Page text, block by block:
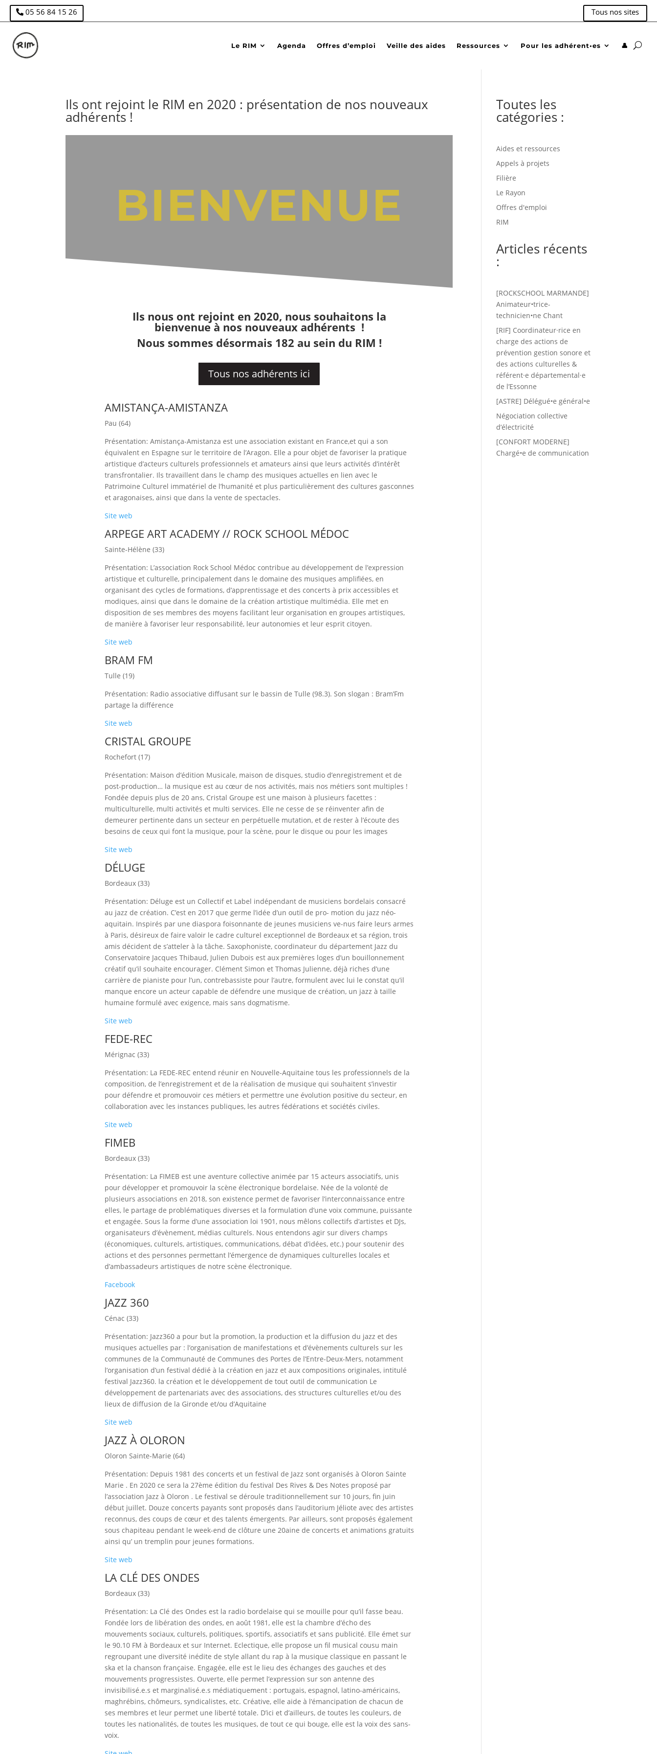
05 56 84 15 26 Tous nos sites
Le RIM Agenda Offres d’emploi Veille des aides Ressources Pour les adhérent•es 👤
Ils ont rejoint le RIM en 2020 : présentation de nos nouveaux
adhérents !
BIENVENUE
Ils nous ont rejoint en 2020, nous souhaitons la
bienvenue à nos nouveaux adhérents !
Nous sommes désormais 182 au sein du RIM !
Tous nos adhérents ici
AMISTANÇA-AMISTANZA
Pau (64)
Présentation: Amistança-Amistanza est une association existant en France,et qui a son
équivalent en Espagne sur le territoire de l’Aragon. Elle a pour objet de favoriser la pratique
artistique d’acteurs culturels professionnels et amateurs ainsi que leurs activités d’intérêt
transfrontalier. Ils travaillent dans le champ des musiques actuelles en lien avec le
Patrimoine Culturel immatériel de l’humanité et plus particulièrement des cultures gasconnes
et aragonaises, ainsi que dans la vente de spectacles.
Site web
ARPEGE ART ACADEMY // ROCK SCHOOL MÉDOC
Sainte-Hélène (33)
Présentation: L’association Rock School Médoc contribue au développement de l’expression
artistique et culturelle, principalement dans le domaine des musiques amplifiées, en
organisant des cycles de formations, d’apprentissage et des concerts à prix accessibles et
modiques, ainsi que dans le domaine de la création artistique multimédia. Elle met en
disposition de ses membres des moyens facilitant leur organisation en groupes artistiques,
de manière à favoriser leur responsabilité, leur autonomies et leur esprit citoyen.
Site web
BRAM FM
Tulle (19)
Présentation: Radio associative diffusant sur le bassin de Tulle (98.3). Son slogan : Bram’Fm
partage la différence
Site web
CRISTAL GROUPE
Rochefort (17)
Présentation: Maison d’édition Musicale, maison de disques, studio d’enregistrement et de
post-production… la musique est au cœur de nos activités, mais nos métiers sont multiples !
Fondée depuis plus de 20 ans, Cristal Groupe est une maison à plusieurs facettes :
multiculturelle, multi activités et multi services. Elle ne cesse de se réinventer afin de
demeurer pertinente dans un secteur en perpétuelle mutation, et de rester à l’écoute des
besoins de ceux qui font la musique, pour la scène, pour le disque ou pour les images
Site web
DÉLUGE
Bordeaux (33)
Présentation: Déluge est un Collectif et Label indépendant de musiciens bordelais consacré
au jazz de création. C’est en 2017 que germe l’idée d’un outil de pro- motion du jazz néo-
aquitain. Inspirés par une diaspora foisonnante de jeunes musiciens ve-nus faire leurs armes
à Paris, désireux de faire valoir le cadre culturel exceptionnel de Bordeaux et sa région, trois
amis décident de s’atteler à la tâche. Saxophoniste, coordinateur du département Jazz du
Conservatoire Jacques Thibaud, Julien Dubois est aux premières loges d’un bouillonnement
créatif qu’il souhaite encourager. Clément Simon et Thomas Julienne, déjà riches d’une
carrière de pianiste pour l’un, contrebassiste pour l’autre, formulent avec lui le constat qu’il
manque encore un acteur capable de défendre une musique de création, un jazz à taille
humaine formulé avec exigence, mais sans dogmatisme.
Site web
FEDE-REC
Mérignac (33)
Présentation: La FEDE-REC entend réunir en Nouvelle-Aquitaine tous les professionnels de la
composition, de l’enregistrement et de la réalisation de musique qui souhaitent s’investir
pour défendre et promouvoir ces métiers et permettre une évolution positive du secteur, en
collaboration avec les instances publiques, les autres fédérations et sociétés civiles.
Site web
FIMEB
Bordeaux (33)
Présentation: La FIMEB est une aventure collective animée par 15 acteurs associatifs, unis
pour développer et promouvoir la scène électronique bordelaise. Née de la volonté de
plusieurs associations en 2018, son existence permet de favoriser l’interconnaissance entre
elles, le partage de problématiques diverses et la formulation d’une voix commune, puissante
et engagée. Sous la forme d’une association loi 1901, nous mêlons collectifs d’artistes et DJs,
organisateurs d’évènement, médias culturels. Nous entendons agir sur divers champs
(économiques, culturels, artistiques, communications, débat d’idées, etc.) pour soutenir des
actions et des personnes permettant l’émergence de dynamiques culturelles locales et
d’ambassadeurs artistiques de notre scène électronique.
Facebook
JAZZ 360
Cénac (33)
Présentation: Jazz360 a pour but la promotion, la production et la diffusion du jazz et des
musiques actuelles par : l’organisation de manifestations et d’évènements culturels sur les
communes de la Communauté de Communes des Portes de l’Entre-Deux-Mers, notamment
l’organisation d’un festival dédié à la création en jazz et aux compositions originales, intitulé
festival Jazz360. la création et le développement de tout outil de communication Le
développement de partenariats avec des associations, des structures culturelles et/ou des
lieux de diffusion de la Gironde et/ou d’Aquitaine
Site web
JAZZ À OLORON
Oloron Sainte-Marie (64)
Présentation: Depuis 1981 des concerts et un festival de Jazz sont organisés à Oloron Sainte
Marie . En 2020 ce sera la 27ème édition du festival Des Rives & Des Notes proposé par
l’association Jazz à Oloron . Le festival se déroule traditionnellement sur 10 jours, fin juin
début juillet. Douze concerts payants sont proposés dans l’auditorium Jéliote avec des artistes
reconnus, des coups de cœur et des talents émergents. Par ailleurs, sont proposés également
sous chapiteau pendant le week-end de clôture une 20aine de concerts et animations gratuits
ainsi qu’ un tremplin pour jeunes formations.
Site web
LA CLÉ DES ONDES
Bordeaux (33)
Présentation: La Clé des Ondes est la radio bordelaise qui se mouille pour qu’il fasse beau.
Fondée lors de libération des ondes, en août 1981, elle est la chambre d’écho des
mouvements sociaux, culturels, politiques, sportifs, associatifs et sans publicité. Elle émet sur
le 90.10 FM à Bordeaux et sur Internet. Eclectique, elle propose un fil musical cousu main
regroupant une diversité inédite de style allant du rap à la musique classique en passant le
ska et la chanson française. Engagée, elle est le lieu des échanges des gauches et des
mouvements progressistes. Ouverte, elle permet l’expression sur son antenne des
invisibilisé.e.s et marginalisé.e.s médiatiquement : portugais, espagnol, latino-américains,
maghrébins, chômeurs, syndicalistes, etc. Créative, elle aide à l’émancipation de chacun de
ses membres et leur permet une liberté totale. D’ici et d’ailleurs, de toutes les couleurs, de
toutes les nationalités, de toutes les musiques, de tout ce qui bouge, elle est la voix des sans-
voix.
Toutes les
catégories :
Aides et ressources
Appels à projets
Filière
Le Rayon
Offres d'emploi
RIM
Articles récents
:
[ROCKSCHOOL MARMANDE]
Animateur•trice-
technicien•ne Chant
[RIF] Coordinateur·rice en
charge des actions de
prévention gestion sonore et
des actions culturelles &
référent·e départemental·e
de l’Essonne
[ASTRE] Délégué•e général•e
Négociation collective
d’électricité
[CONFORT MODERNE]
Chargé•e de communication